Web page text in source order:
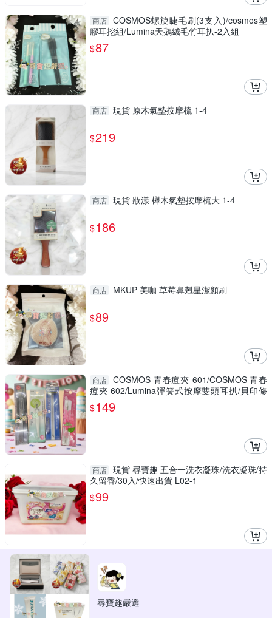
商店 COSMOS螺旋睫毛刷(3支入)/cosmos塑
膠耳挖組/Lumina天鵝絨毛竹耳扒-2入組
$87
商店 現貨 原木氣墊按摩梳 1-4
$219
商店 現貨 妝漾 櫸木氣墊按摩梳大 1-4
$186
商店 MKUP 美咖 草莓鼻剋星潔顏刷
$89
商店 COSMOS 青春痘夾 601/COSMOS 青春
痘夾 602/Lumina彈簧式按摩雙頭耳扒/貝印修
甘皮器/COSMOS 彩色青春棒
$149
商店 現貨 尋寶趣 五合一洗衣凝珠/洗衣凝珠/持
久留香/30入/快速出貨 L02-1
$99
尋寶趣嚴選